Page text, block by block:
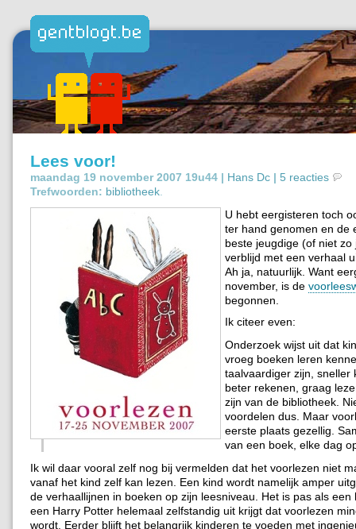
Lees voor!
maandag 19 november 2007 19u44 | Hans Dc | 5 reacties
Trefwoorden: bibliotheek
U hebt eergisteren toch
ter hand genomen en de
beste jeugdige (of niet zo
verblijd met een verhaal
Ah ja, natuurlijk. Want
november, is de
begonnen.
Ik citeer even:
Onderzoek wijst uit dat
vroeg boeken leren
taalvaardiger zijn, sneller
beter rekenen, graag
zijn van de bibliotheek.
voordelen dus. Maar
eerste plaats gezellig.
van een boek, elke dag
Ik wil daar vooral zelf nog bij vermelden dat het voorlezen niet
vanaf het kind zelf kan lezen. Een kind wordt namelijk amper
de verhaallijnen in boeken op zijn leesniveau. Het is pas als een
een Harry Potter helemaal zelfstandig uit krijgt dat voorlezen
wordt. Eerder blijft het belangrijk kinderen te voeden met